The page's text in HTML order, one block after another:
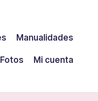
Manualidades
Fotos
Mi cuenta